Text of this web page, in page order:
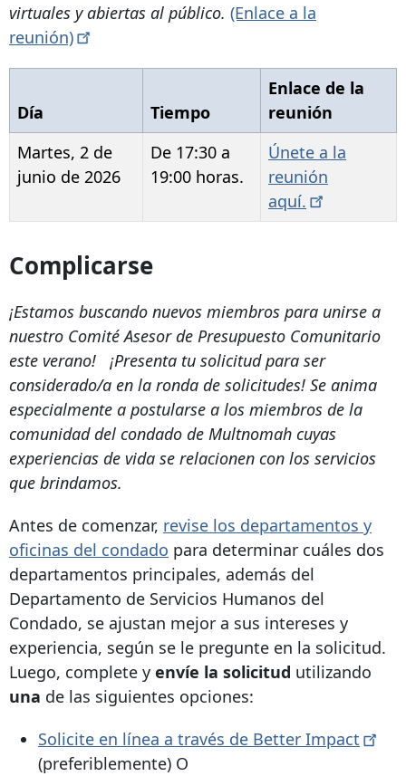
virtuales y abiertas al público. (Enlace a la
reunión)
Día Tiempo
Enlace de la
reunión
Martes, 2 de
junio de 2026
De 17:30 a
19:00 horas.
Únete a la
reunión
aquí.
Complicarse
¡Estamos buscando nuevos miembros para unirse a
nuestro Comité Asesor de Presupuesto Comunitario
este verano!
¡Presenta tu solicitud para ser
considerado/a en la ronda de solicitudes! Se anima
especialmente a postularse a los miembros de la
comunidad del condado de Multnomah cuyas
experiencias de vida se relacionen con los servicios
que brindamos.
Antes de comenzar, revise los departamentos y
oficinas del condado para determinar cuáles dos
departamentos principales, además del
Departamento de Servicios Humanos del
Condado, se ajustan mejor a sus intereses y
experiencia, según se le pregunte en la solicitud.
Luego, complete y envíe la solicitud utilizando
una de las siguientes opciones:
Solicite en línea a través de Better Impact
(preferiblemente) O